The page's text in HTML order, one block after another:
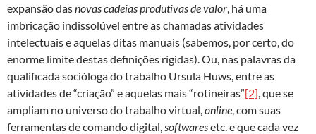
expansão dasnovas cadeias produtivas de valor, há uma
imbricação indissolúvel entre as chamadas atividades
intelectuais e aquelas ditas manuais (sabemos, por certo, do
enorme limite destas definições rígidas). Ou, nas palavras da
qualificada socióloga do trabalho Ursula Huws, entre as
atividades de “criação” e aquelas mais “rotineiras”[2], que se
ampliam no universo do trabalho virtual,online, com suas
ferramentas de comando digital,softwaresetc. e que cada vez